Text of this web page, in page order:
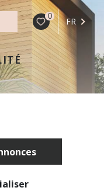
0 FR